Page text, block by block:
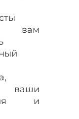
вам
ваши
и